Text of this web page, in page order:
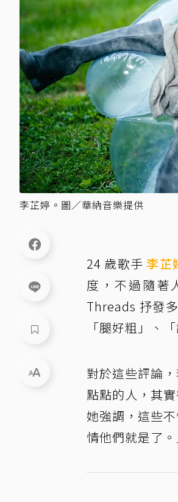
李芷婷。圖／華納音樂提供
24 歲歌手 李芷
度，不過隨著
Threads 抒發
「腿好粗」、
對於這些評論
點點的人，其
她強調，這些
情他們就是了。